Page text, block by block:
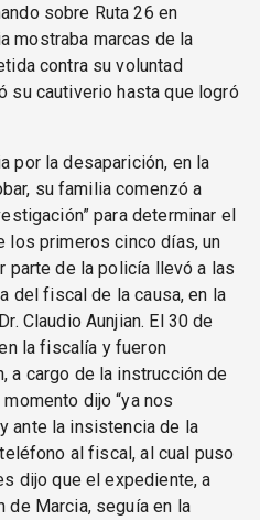
sobre Ruta 26 en
mostraba marcas de la
contra su voluntad
su cautiverio hasta que logró
por la desaparición, en la
su familia comenzó a
para determinar el
los primeros cinco días, un
parte de la policía llevó a las
del fiscal de la causa, en la
Claudio Aunjian. El 30 de
la fiscalía y fueron
a cargo de la instrucción de
dijo “ya nos
ante la insistencia de la
al fiscal, al cual puso
dijo que el expediente, a
Marcia, seguía en la